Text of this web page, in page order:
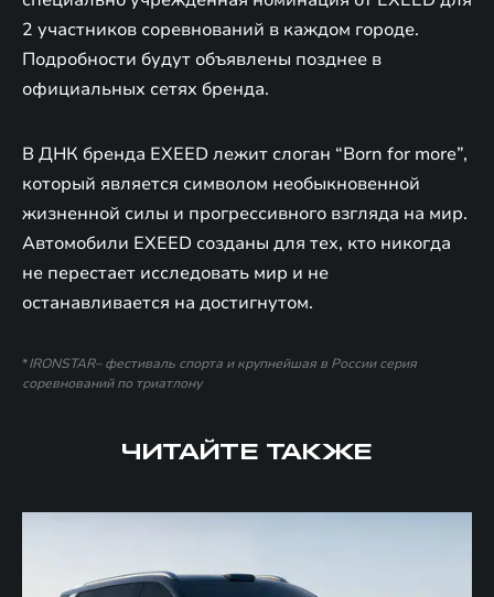
2 участников соревнований в каждом городе.
Подробности будут объявлены позднее в
официальных сетях бренда.
В ДНК бренда EXEED лежит слоган “Born for more”,
который является символом необыкновенной
жизненной силы и прогрессивного взгляда на мир.
Автомобили EXEED созданы для тех, кто никогда
не перестает исследовать мир и не
останавливается на достигнутом.
*IRONSTAR– фестиваль спорта и крупнейшая в России серия
соревнований по триатлону
ЧИТАЙТЕ ТАКЖЕ